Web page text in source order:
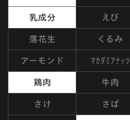
乳成分 えび
落花生 くるみ
アーモンド マカダミアナッツ
鶏肉 牛肉
さけ さば